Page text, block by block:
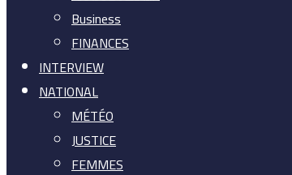
Business
FINANCES
INTERVIEW
NATIONAL
MÉTÉO
JUSTICE
FEMMES